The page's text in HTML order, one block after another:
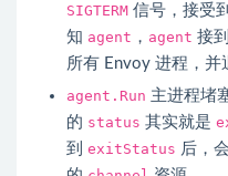
SIGTERM 信号，接受
知 agent ， agent 接
所有 Envoy 进程，并
agent.Run 主进程堵
的 status 其实就是
到 exitStatus 后，